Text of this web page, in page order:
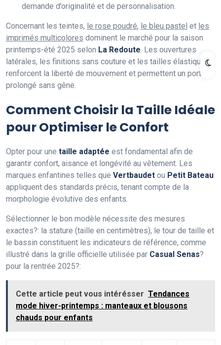
demande d’originalité et de personnalisation.
Concernant les teintes, le rose poudré, le bleu pastel et les
imprimés multicolores dominent le marché pour la saison
printemps-été 2025 selon La Redoute. Les ouvertures
latérales, les finitions sans couture et les tailles élastiquées
renforcent la liberté de mouvement et permettent un port
prolongé sans gêne.
Comment Choisir la Taille Idéale
pour Optimiser le Confort
Opter pour une taille adaptée est fondamental afin de
garantir confort, aisance et longévité au vêtement. Les
marques enfantines telles que Vertbaudet ou Petit Bateau
appliquent des standards précis, tenant compte de la
morphologie évolutive des enfants.
Sélectionner le bon modèle nécessite des mesures
exactes?: la stature (taille en centimètres), le tour de taille et
le bassin constituent les indicateurs de référence, comme
illustré dans la grille officielle utilisée par Casual Senas?
pour la rentrée 2025?:
Cette article peut vous intérésser Tendances
mode hiver-printemps : manteaux et blousons
chauds pour enfants